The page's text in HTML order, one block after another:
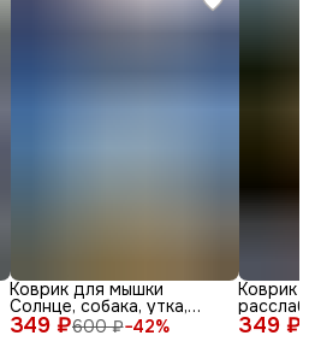
349 ₽600 ₽−42%
Коврик для мышки
Солнце, собака, утка,
очки, море, доска, ле 349 ₽
Коврик